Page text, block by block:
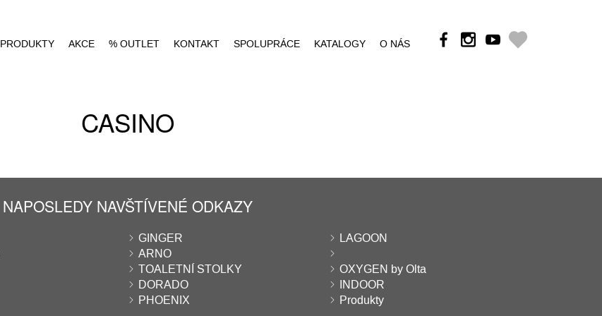
PRODUKTY AKCE % OUTLET KONTAKT SPOLUPRÁCE KATALOGY O NÁS
CASINO
NAPOSLEDY NAVŠTÍVENÉ ODKAZY
GINGER
LAGOON
ARNO
TOALETNÍ STOLKY
OXYGEN by Olta
DORADO
INDOOR
PHOENIX
Produkty